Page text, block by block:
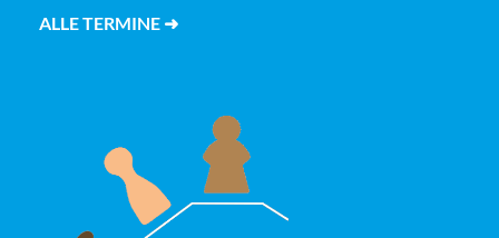
ALLE TERMINE ➜